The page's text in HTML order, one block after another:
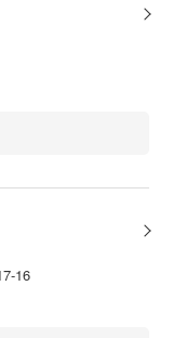
16